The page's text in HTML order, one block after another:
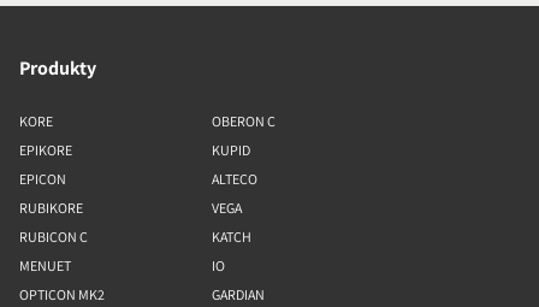
Produkty
KORE
EPIKORE
EPICON
RUBIKORE
RUBICON C
MENUET
OPTICON MK2
OBERON C
KUPID
ALTECO
VEGA
KATCH
IO
GARDIAN